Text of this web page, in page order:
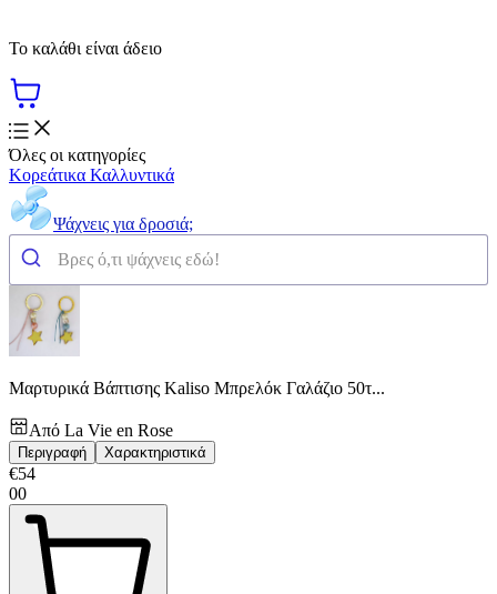
Το καλάθι είναι άδειο
Όλες οι κατηγορίες
Κορεάτικα Καλλυντικά
Ψάχνεις για δροσιά;
Μαρτυρικά Βάπτισης Kaliso Μπρελόκ Γαλάζιο 50τ...
Από La Vie en Rose
Περιγραφή Χαρακτηριστικά
€54
00